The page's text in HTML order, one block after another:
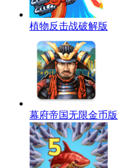
植物反击战破解版
幕府帝国无限金币版